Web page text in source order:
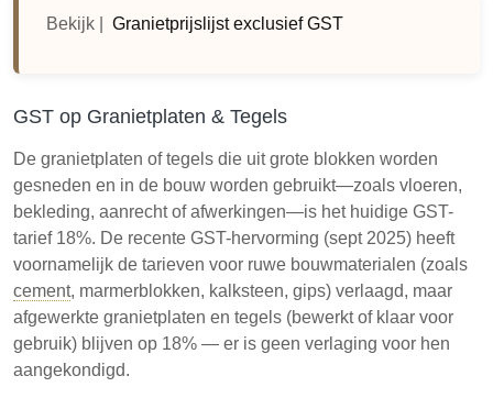
Bekijk |Granietprijslijst exclusief GST
GST op Granietplaten & Tegels
De granietplaten of tegels die uit grote blokken worden
gesneden en in de bouw worden gebruikt—zoals vloeren,
bekleding, aanrecht of afwerkingen—is het huidige GST-
tarief 18%. De recente GST-hervorming (sept 2025) heeft
voornamelijk de tarieven voor ruwe bouwmaterialen (zoals
cement, marmerblokken, kalksteen, gips) verlaagd, maar
afgewerkte granietplaten en tegels (bewerkt of klaar voor
gebruik) blijven op 18% — er is geen verlaging voor hen
aangekondigd.